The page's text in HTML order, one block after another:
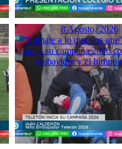
8 Agosto, 2026
“Súmate a lo que nos
inicia su campaña 2026
embajador y el himno